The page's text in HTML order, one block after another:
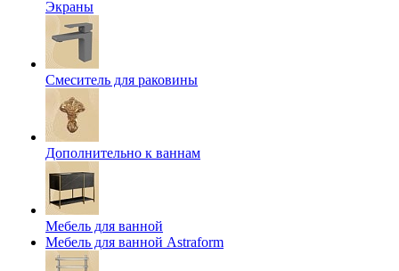
Экраны
Смеситель для раковины
Дополнительно к ваннам
Мебель для ванной
Мебель для ванной Astraform